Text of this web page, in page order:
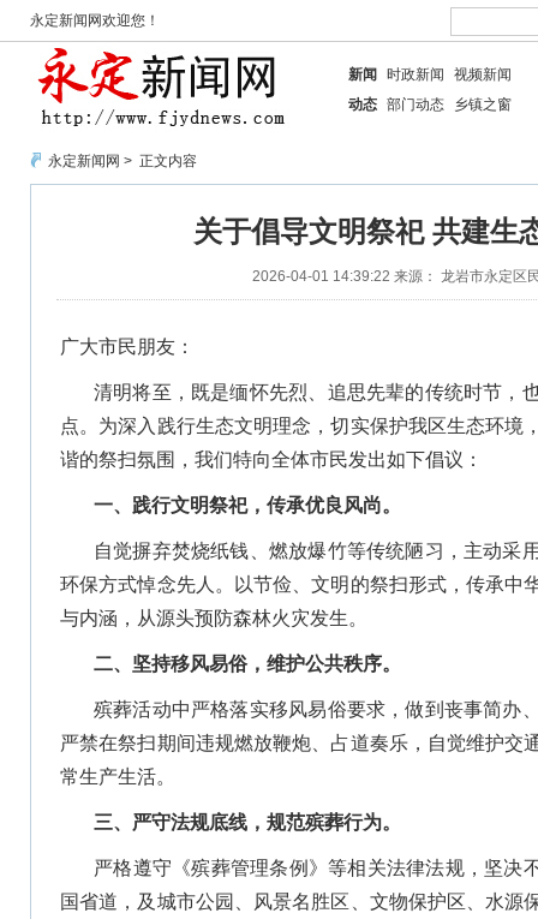
永定新闻网欢迎您！
新闻 时政新闻
视频新闻
动态 部门动态 乡镇之窗
永定新闻网 > 正文内容
关于倡导文明祭祀 共建生
2026-04-01 14:39:22 来源： 龙岩市永定区
广大市民朋友：
清明将至，既是缅怀先烈、追思先辈的传统时节，
点。为深入践行生态文明理念，切实保护我区生态环境
谐的祭扫氛围，我们特向全体市民发出如下倡议：
一、践行文明祭祀，传承优良风尚。
自觉摒弃焚烧纸钱、燃放爆竹等传统陋习，主动采
环保方式悼念先人。以节俭、文明的祭扫形式，传承中
与内涵，从源头预防森林火灾发生。
二、坚持移风易俗，维护公共秩序。
殡葬活动中严格落实移风易俗要求，做到丧事简办
严禁在祭扫期间违规燃放鞭炮、占道奏乐，自觉维护交
常生产生活。
三、严守法规底线，规范殡葬行为。
严格遵守《殡葬管理条例》等相关法律法规，坚决
国省道，及城市公园、风景名胜区、文物保护区、水源